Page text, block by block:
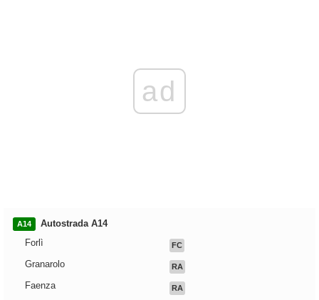
ad
A14
Autostrada A14
Forlì
FC
Granarolo RA
Faenza RA